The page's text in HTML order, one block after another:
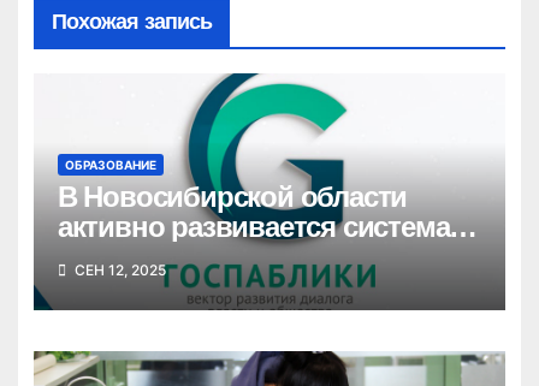
Похожая запись
ОБРАЗОВАНИЕ
В Новосибирской области
активно развивается система
госпабликов для создания
единой цифровой среды
СЕН 12, 2025